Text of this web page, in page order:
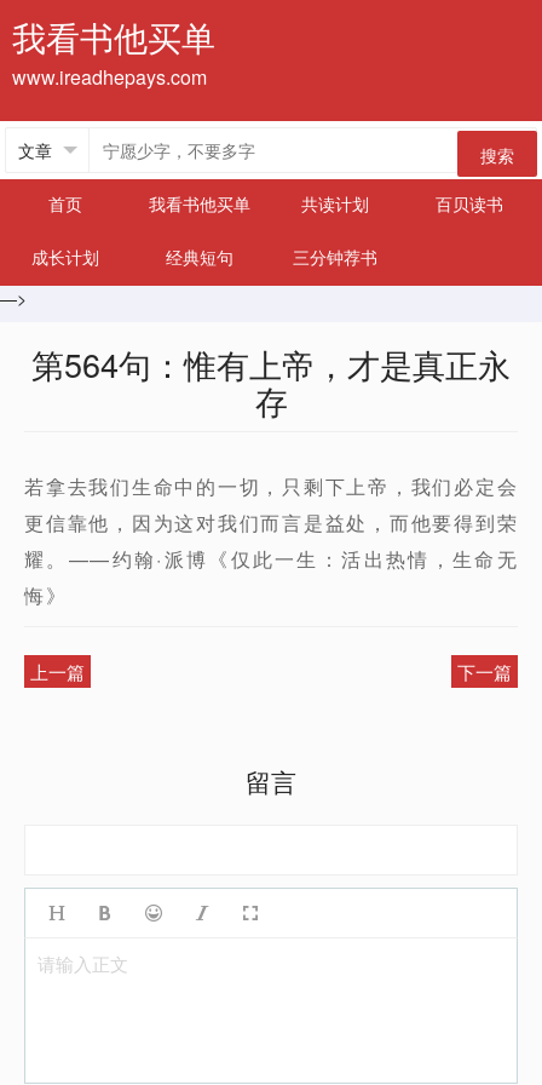
我看书他买单
www.ireadhepays.com
搜索
首页
我看书他买单 共读计划 百贝读书
成长计划 经典短句
三分钟荐书
—>
第564句：惟有上帝，才是真正永
存
若拿去我们生命中的一切，只剩下上帝，我们必定会
更信靠他，因为这对我们而言是益处，而他要得到荣
耀。——约翰·派博《仅此一生：活出热情，生命无
悔》
上一篇 下一篇
留言
请输入正文